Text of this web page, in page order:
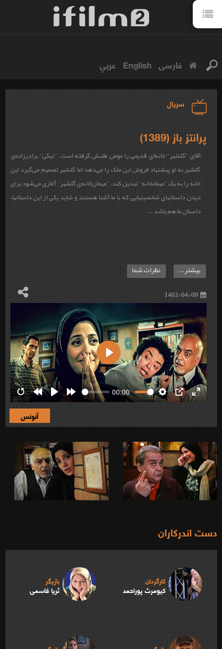
فارسی English عربي
سریال
پرانتز باز (1389)
آقای "گلشهر" خانه‌ای قدیمی را عوض طلبش گرفته است. "نیکی" برادرزاده‌ی
گلشهر به او پیشنهاد فروش این ملک را می‌دهد اما گلشهر تصمیم می‌گیرد این
خانه را به یک "مهمان‎خانه" تبدیل کند. "مهمان‌خانه‌ی گلشهر" آغازی می‌شود برای
دیدن داستان‎های شخصیت‎هایی که با ما آشنا هستند و شاید یکی از این داستان‎ها،
داستان ما هم باشد ...
1403/04/09
بیشتر... نظرات شما
RestartRewind
10s
Play Forward
10s
00:00
Settings
PIP Enter
Play
آنونس
دست اندرکاران
کارگردان
کیومرث پوراحمد
بازیگر
ثریا قاسمی